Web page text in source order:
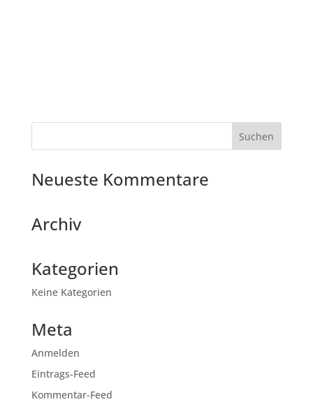
Neueste Kommentare
Archiv
Kategorien
Keine Kategorien
Meta
Anmelden
Eintrags-Feed
Kommentar-Feed